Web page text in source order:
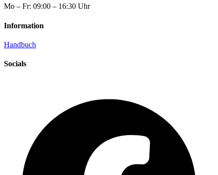
Mo – Fr: 09:00 – 16:30 Uhr
Information
Handbuch
Socials